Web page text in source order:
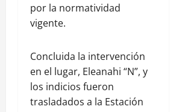
por la normatividad
vigente.
Concluida la intervención
en el lugar, Eleanahi “N”, y
los indicios fueron
trasladados a la Estación